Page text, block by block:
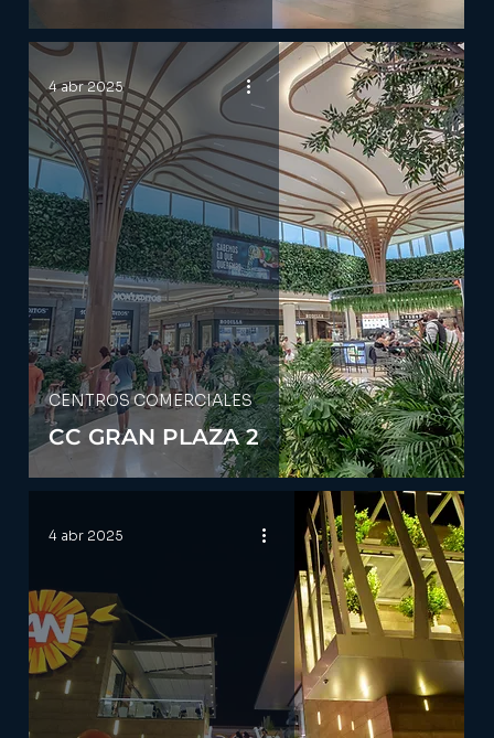
CC GRAN PLAZA 2
CENTROS COMERCIALES
4 abr 2025
4 abr 2025